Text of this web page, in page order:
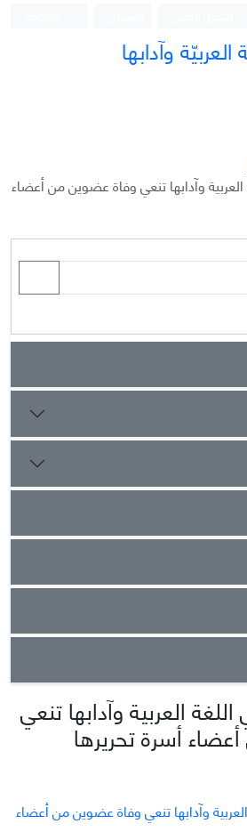
وآدابها
وآدابها تنعي وفاة عضوين من أعضاء
العربية وآدابها تنعي
أسرة تحريرها